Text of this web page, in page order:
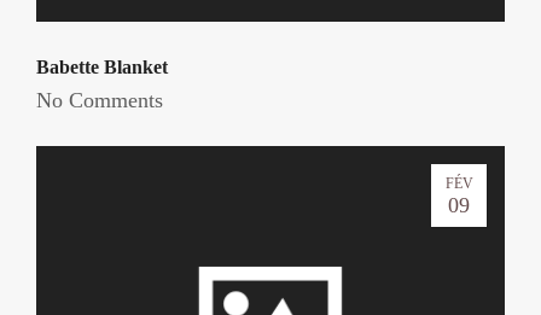
Babette Blanket
No Comments
FÉV
09